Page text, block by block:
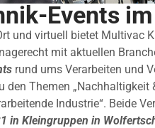
Events
und virtuell bietet Multivac
mit aktuellen
rund ums Verarbeiten und
den Themen
Industrie“. Beide
in Kleingruppen in